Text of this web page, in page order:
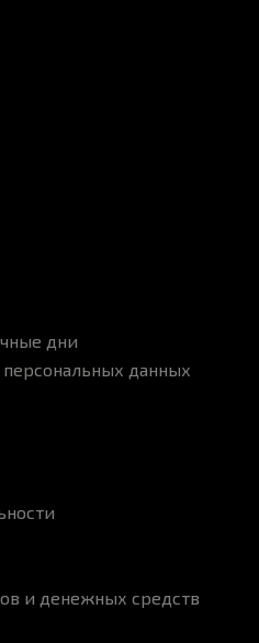
дни
данных
и денежных средств